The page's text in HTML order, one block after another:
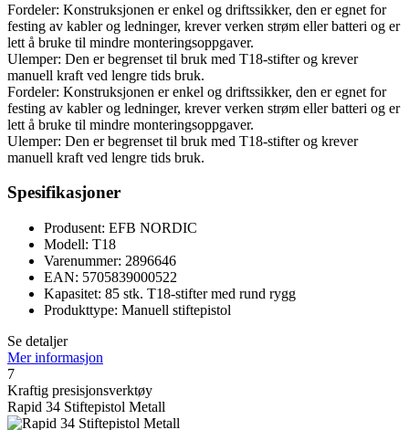
Fordeler: Konstruksjonen er enkel og driftssikker, den er egnet for
festing av kabler og ledninger, krever verken strøm eller batteri og er
lett å bruke til mindre monteringsoppgaver.
Ulemper: Den er begrenset til bruk med T18-stifter og krever
manuell kraft ved lengre tids bruk.
Fordeler: Konstruksjonen er enkel og driftssikker, den er egnet for
festing av kabler og ledninger, krever verken strøm eller batteri og er
lett å bruke til mindre monteringsoppgaver.
Ulemper: Den er begrenset til bruk med T18-stifter og krever
manuell kraft ved lengre tids bruk.
Spesifikasjoner
Produsent: EFB NORDIC
Modell: T18
Varenummer: 2896646
EAN: 5705839000522
Kapasitet: 85 stk. T18-stifter med rund rygg
Produkttype: Manuell stiftepistol
Se detaljer
Mer informasjon
7
Kraftig presisjonsverktøy
Rapid 34 Stiftepistol Metall